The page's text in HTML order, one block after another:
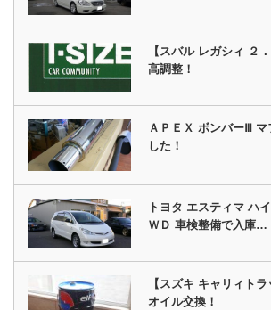
【スバル レガシィ ２
高調整！
ＡＰＥＸ ボンバーⅢ マ
した！
トヨタ エスティマ ハ
ＷＤ 車検整備で入庫…
【スズキ キャリィトラ
オイル交換！